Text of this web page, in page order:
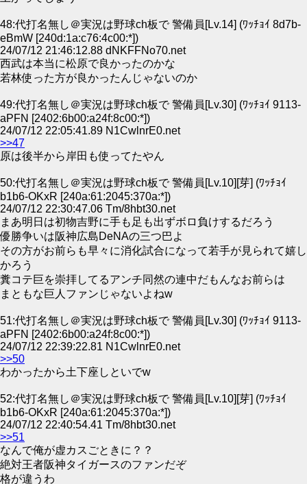
48:代打名無し＠実況は野球ch板で 警備員[Lv.14] (ﾜｯﾁｮｲ 8d7b-
eBmW [240d:1a:c76:4c00:*])
24/07/12 21:46:12.88 dNKFFNo70.net
西武は本当に松原で良かったのかな
若林使った方が良かったんじゃないのか
49:代打名無し＠実況は野球ch板で 警備員[Lv.30] (ﾜｯﾁｮｲ 9113-
aPFN [2402:6b00:a24f:8c00:*])
24/07/12 22:05:41.89 N1CwlnrE0.net
>>47
原は後半から岸田も使ってたやん
50:代打名無し＠実況は野球ch板で 警備員[Lv.10][芽] (ﾜｯﾁｮｲ
b1b6-OKxR [240a:61:2045:370a:*])
24/07/12 22:30:47.06 Tm/8hbt30.net
まあ明日は初物吉野に手も足も出ずボロ負けするだろう
優勝争いは阪神広島DeNAの三つ巴よ
その方がお前らも早々に消化試合になって若手が見られて嬉し
かろう
糞コテ巨を崇拝してるアンチ同然の連中だもんなお前らは
まともな巨人ファンじゃないよねw
51:代打名無し＠実況は野球ch板で 警備員[Lv.30] (ﾜｯﾁｮｲ 9113-
aPFN [2402:6b00:a24f:8c00:*])
24/07/12 22:39:22.81 N1CwlnrE0.net
>>50
わかったから土下座しといでw
52:代打名無し＠実況は野球ch板で 警備員[Lv.10][芽] (ﾜｯﾁｮｲ
b1b6-OKxR [240a:61:2045:370a:*])
24/07/12 22:40:54.41 Tm/8hbt30.net
>>51
なんで俺が虚カスごときに？？
絶対王者阪神タイガースのファンだぞ
格が違うわ